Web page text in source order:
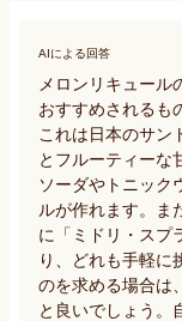
AIによる回答
メロンリキュール
おすすめされるも
これは日本のサン
とフルーティーな
ソーダやトニック
ルが作れます。ま
に「ミドリ・スプ
り、どれも手軽に
のを求める場合は
と良いでしょう。